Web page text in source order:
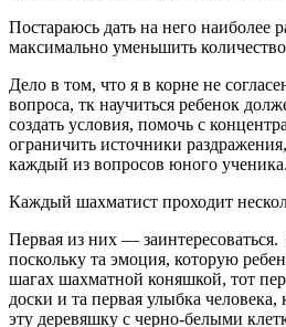
Постараюсь дать на него наиболее
максимально уменьшить
Дело в том, что я в корне не
вопроса, тк научиться ребенок
создать условия, помочь с
ограничить источники
каждый из вопросов юного ученика.
Каждый шахматист проходит
Первая из них —
поскольку та эмоция, которую
шагах шахматной коняшкой, тот
доски и та первая улыбка
эту деревяшку с черно-белыми